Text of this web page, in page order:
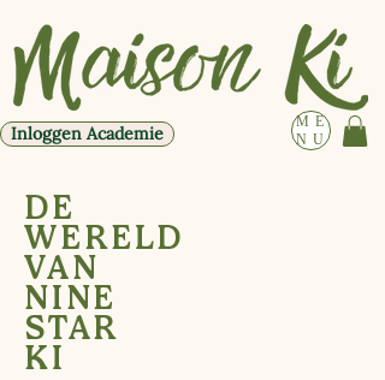
ME
NU
Inloggen Academie
DE
WERELD
VAN
NINE
STAR
KI